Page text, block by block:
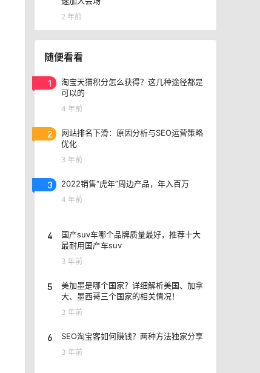
2 年前
随便看看
1
淘宝天猫积分怎么获得？这几种途径都是
可以的
4 年前
2
网站排名下滑：原因分析与SEO运营策略
优化
3 年前
3 2022销售“虎年”周边产品，年入百万
4 年前
4
国产suv车哪个品牌质量最好，推荐十大
最耐用国产车suv
3 年前
5
美加墨是哪个国家？详细解析美国、加拿
大、墨西哥三个国家的相关情况！
3 年前
6 SEO淘宝客如何赚钱？两种方法独家分享
3 年前